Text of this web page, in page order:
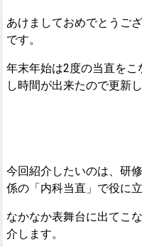
あけましておめでとうご
です。
年末年始は2度の当直を
し時間が出来たので更新
今回紹介したいのは、研
係の「内科当直」で役に
なかなか表舞台に出てこ
介します。